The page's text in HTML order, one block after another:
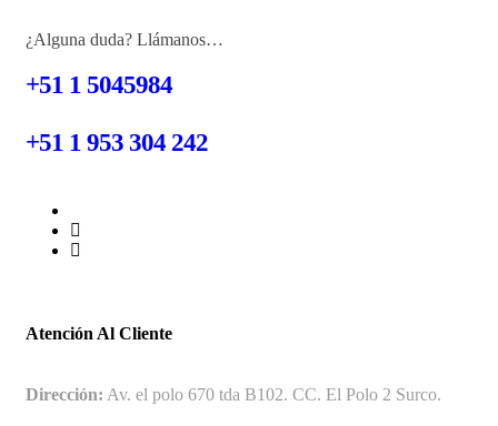
¿Alguna duda? Llámanos…
+51 1 5045984
+51 1 953 304 242
Atención Al Cliente
Dirección: Av. el polo 670 tda B102. CC. El Polo 2 Surco.